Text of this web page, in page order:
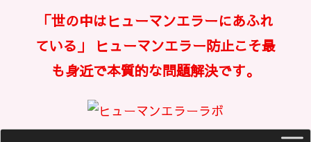
「世の中はヒューマンエラーにあふれ
ている」 ヒューマンエラー防止こそ最
も身近で本質的な問題解決です。